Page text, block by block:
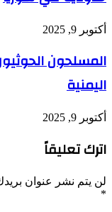
أكتوبر 9, 2025
المسلحون
اليمنية
أكتوبر 9, 2025
اترك تعليقاً
لن يتم نشر عنوان
*